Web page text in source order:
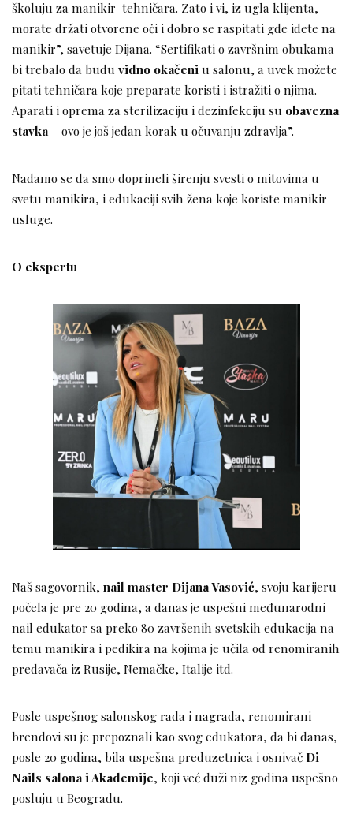
školuju za manikir-tehničara. Zato i vi, iz ugla klijenta,
morate držati otvorene oči i dobro se raspitati gde idete na
manikir”, savetuje Dijana. “Sertifikati o završnim obukama
bi trebalo da budu vidno okačeniu salonu, a uvek možete
pitati tehničara koje preparate koristi i istražiti o njima.
Aparati i oprema za sterilizaciju i dezinfekciju su obavezna
stavka – ovo je još jedan korak u očuvanju zdravlja”.
Nadamo se da smo doprineli širenju svesti o mitovima u
svetu manikira, i edukaciji svih žena koje koriste manikir
usluge.
O ekspertu
Naš sagovornik, nail master Dijana Vasović, svoju karijeru
počela je pre 20 godina, a danas je uspešni međunarodni
nail edukator sa preko 80 završenih svetskih edukacija na
temu manikira i pedikira na kojima je učila od renomiranih
predavača iz Rusije, Nemačke, Italije itd.
Posle uspešnog salonskog rada i nagrada, renomirani
brendovi su je prepoznali kao svog edukatora, da bi danas,
posle 20 godina, bila uspešna preduzetnica i osnivač Di
Nails salona i Akademije, koji već duži niz godina uspešno
posluju u Beogradu.